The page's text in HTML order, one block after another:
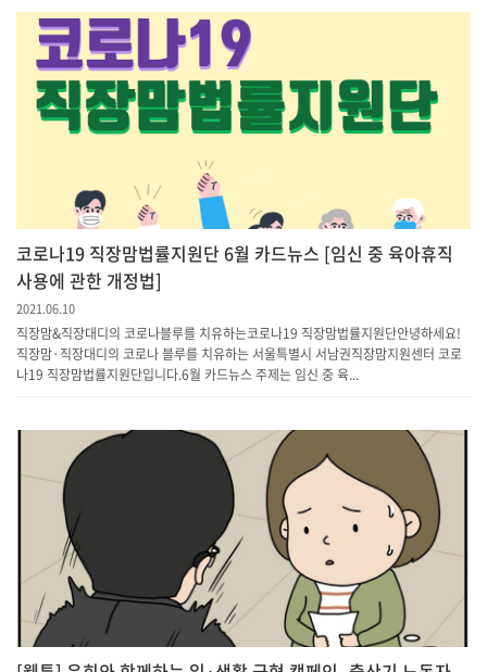
코로나19 직장맘법률지원단 6월 카드뉴스 [임신 중 육아휴직
사용에 관한 개정법]
2021.06.10
직장맘&직장대디의 코로나블루를 치유하는코로나19 직장맘법률지원단안녕하세요!
직장맘·직장대디의 코로나 블루를 치유하는 서울특별시 서남권직장맘지원센터 코로
나19 직장맘법률지원단입니다.6월 카드뉴스 주제는 임신 중 육...